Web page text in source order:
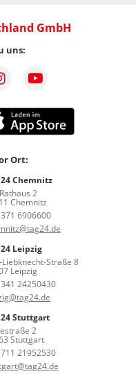
GmbH
uns:
Ort:
Chemnitz
2
Chemnitz
6906600
Leipzig
Liebknecht-Straße 8
Leipzig
24250430
Stuttgart
2
Stuttgart
21952530